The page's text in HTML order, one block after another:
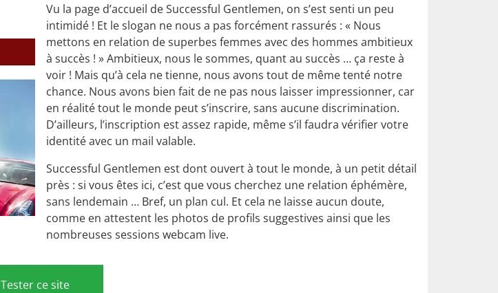
Vu la page d’accueil de Successful Gentlemen, on s’est senti un peu
intimidé ! Et le slogan ne nous a pas forcément rassurés : « Nous
mettons en relation de superbes femmes avec des hommes ambitieux
à succès ! » Ambitieux, nous le sommes, quant au succès … ça reste à
voir ! Mais qu’à cela ne tienne, nous avons tout de même tenté notre
chance. Nous avons bien fait de ne pas nous laisser impressionner, car
en réalité tout le monde peut s’inscrire, sans aucune discrimination.
D’ailleurs, l’inscription est assez rapide, même s’il faudra vérifier votre
identité avec un mail valable.
Successful Gentlemen est dont ouvert à tout le monde, à un petit détail
près : si vous êtes ici, c’est que vous cherchez une relation éphémère,
sans lendemain … Bref, un plan cul. Et cela ne laisse aucun doute,
comme en attestent les photos de profils suggestives ainsi que les
nombreuses sessions webcam live.
Tester ce site